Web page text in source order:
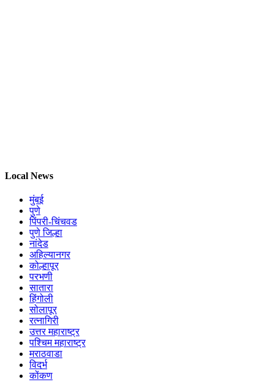
Local News
मुंबई
पुणे
पिंपरी-चिंचवड
पुणे जिल्हा
नांदेड
अहिल्यानगर
कोल्हापूर
परभणी
सातारा
हिंगोली
सोलापूर
रत्नागिरी
उत्तर महाराष्ट्र
पश्चिम महाराष्ट्र
मराठवाडा
विदर्भ
कोंकण